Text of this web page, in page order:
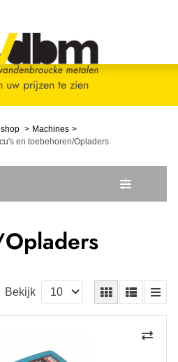
prijzen te zien
Machines
en toebehoren/Opladers
Bekijk